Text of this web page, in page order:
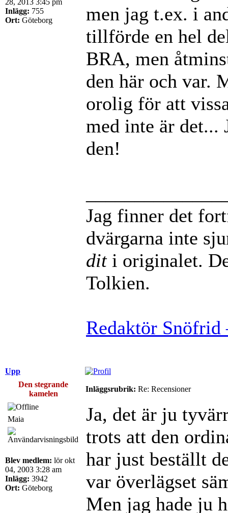
Inlägg: 755
Ort: Göteborg
men jag t.ex. i
tillförde en hel
BRA, men
den här och var.
orolig för att
med inte är det...
den!
Jag finner det
dvärgarna inte
diti originalet.
Tolkien.
Redaktör
Upp
Den stegrande
kamelen
Inläggsrubrik: Re: Recensioner
Maia
Blev medlem: lör okt
04, 2003 3:28 am
Inlägg: 3942
Ort: Göteborg
Ja, det är ju
trots att den
har just beställt
var överlägset
Men jag hade ju